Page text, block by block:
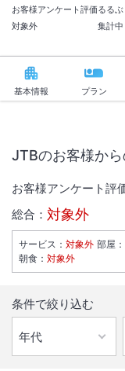
お客様アンケート評価
対象外
るる
集計中
基本情報 プラン
JTBのお客様か
お客様アンケート評
総合： 対象外
サービス ： 対象外 部屋 ：
朝食 ： 対象外
条件で絞り込む